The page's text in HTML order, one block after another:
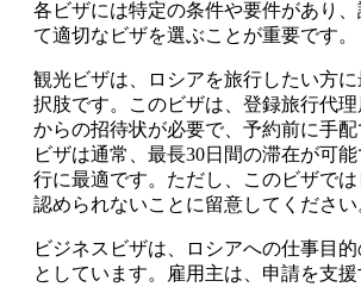
各ビザには特定の条件や要件があり
て適切なビザを選ぶことが重要です。
観光ビザは、ロシアを旅行したい方
択肢です。このビザは、登録旅行代
からの招待状が必要で、予約前に手
ビザは通常、最長30日間の滞在が可
行に最適です。ただし、このビザで
認められないことに留意してください
ビジネスビザは、ロシアへの仕事目
としています。雇用主は、申請を支